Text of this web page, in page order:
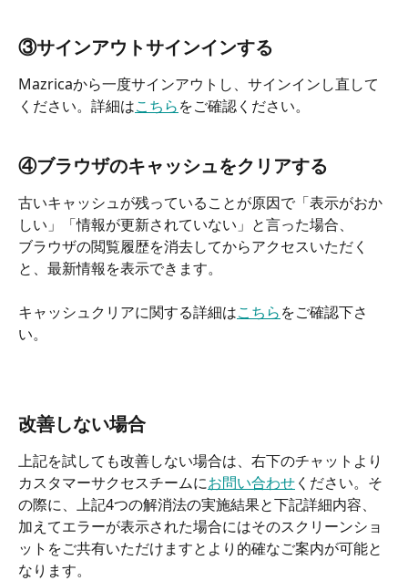
③サインアウトサインインする
Mazricaから一度サインアウトし、サインインし直して
ください。詳細はこちらをご確認ください。
④ブラウザのキャッシュをクリアする
古いキャッシュが残っていることが原因で「表示がおか
しい」「情報が更新されていない」と言った場合、
ブラウザの閲覧履歴を消去してからアクセスいただく
と、最新情報を表示できます。
キャッシュクリアに関する詳細はこちらをご確認下さ
い。
改善しない場合
上記を試しても改善しない場合は、右下のチャットより
カスタマーサクセスチームにお問い合わせください。そ
の際に、上記4つの解消法の実施結果と下記詳細内容、
加えてエラーが表示された場合にはそのスクリーンショ
ットをご共有いただけますとより的確なご案内が可能と
なります。